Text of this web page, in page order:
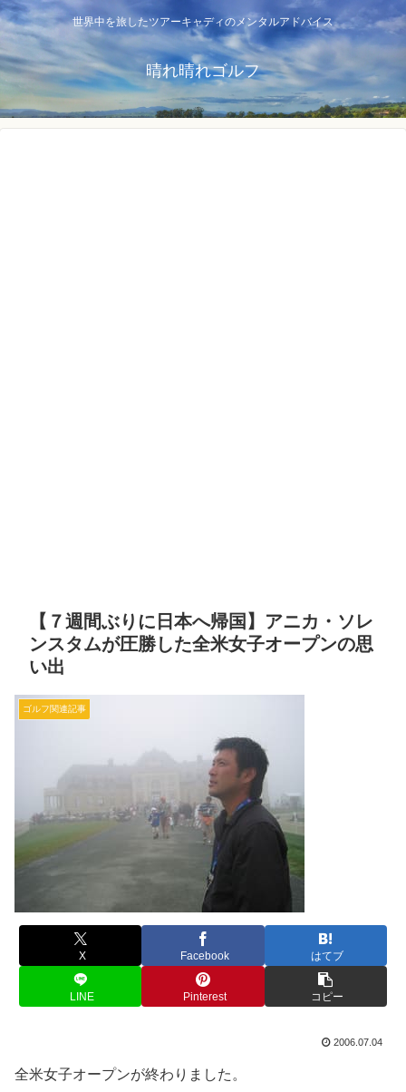
世界中を旅したツアーキャディのメンタルアドバイス
晴れ晴れゴルフ
【７週間ぶりに日本へ帰国】アニカ・ソレ
ンスタムが圧勝した全米女子オープンの思
い出
ゴルフ関連記事
X Facebook はてブ
LINE Pinterest コピー
2006.07.04
全米女子オープンが終わりました。